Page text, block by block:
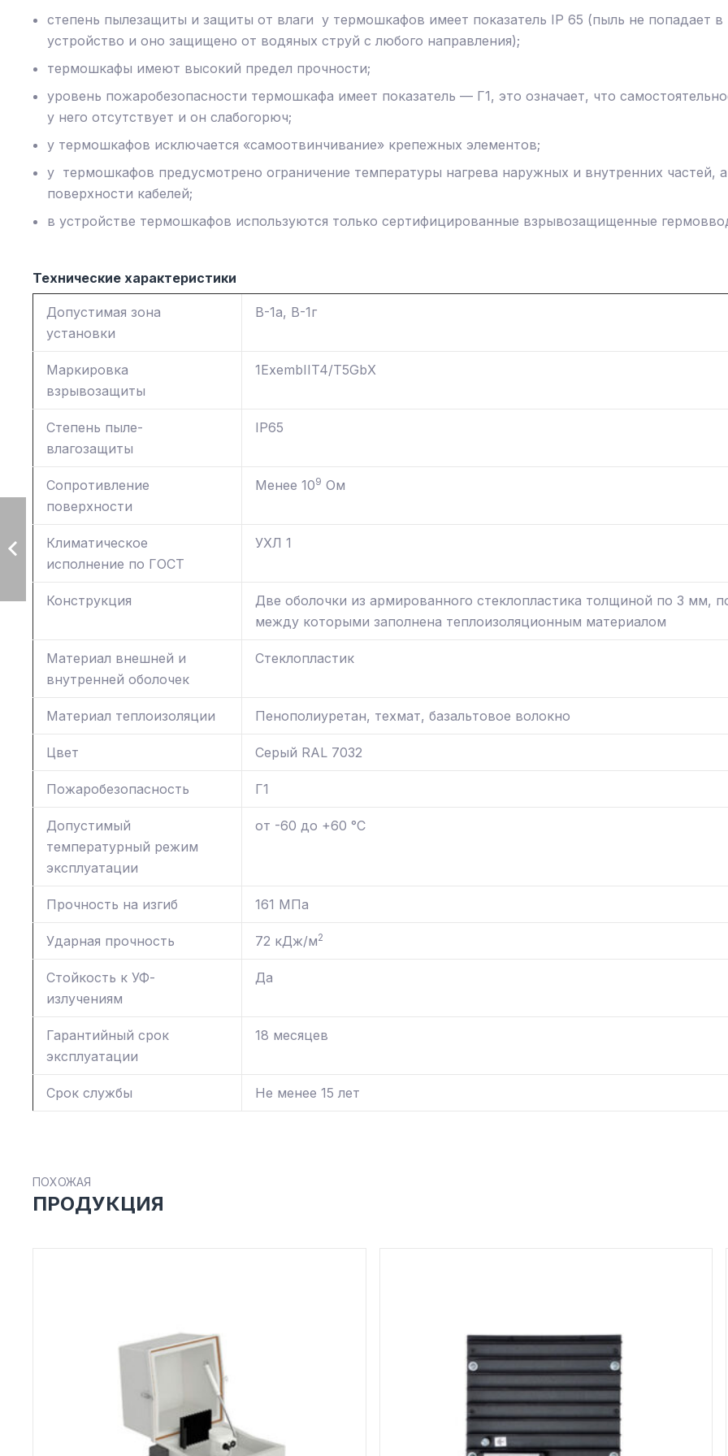
степень пылезащиты и защиты от влаги у термошкафов имеет показатель IP 65 (пыль не попадает в
устройство и оно защищено от водяных струй с любого направления);
термошкафы имеют высокий предел прочности;
уровень пожаробезопасности термошкафа имеет показатель — Г1, это означает, что
у него отсутствует и он слабогорюч;
у термошкафов исключается «самоотвинчивание» крепежных элементов;
у термошкафов предусмотрено ограничение температуры нагрева наружных и внутренних частей,
поверхности кабелей;
в устройстве термошкафов используются только сертифицированные взрывозащищенные
Технические характеристики
Допустимая зона
установки
В-1а, В-1г
Маркировка
взрывозащиты
1ЕхеmbIIT4/T5GbX
Степень пыле-
влагозащиты
IP65
Сопротивление
поверхности
Менее 109 Ом
Климатическое
исполнение по ГОСТ
УХЛ 1
Конструкция
Две оболочки из армированного стеклопластика толщиной по 3 мм,
между которыми заполнена теплоизоляционным материалом
Материал внешней и
внутренней оболочек
Стеклопластик
Материал теплоизоляции Пенополиуретан, техмат, базальтовое волокно
Цвет Серый RAL 7032
Пожаробезопасность Г1
Допустимый
температурный режим
эксплуатации
от -60 до +60 °С
Прочность на изгиб 161 МПа
Ударная прочность 72 кДж/м2
Стойкость к УФ-
излучениям
Да
Гарантийный срок
эксплуатации
18 месяцев
Срок службы Не менее 15 лет
ПОХОЖАЯ
ПРОДУКЦИЯ